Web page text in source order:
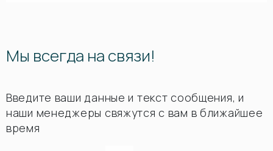
Мы всегда на связи!
Введите ваши данные и текст сообщения, и
наши менеджеры свяжутся с вам в ближайшее
время